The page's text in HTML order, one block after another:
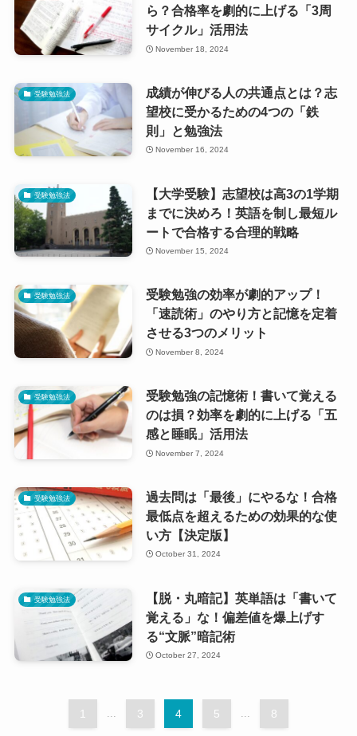
ら？合格率を劇的に上げる「3周
サイクル」活用法
November 18, 2024
受験勉強法
成績が伸びる人の共通点とは？志
望校に受かるための4つの「鉄
則」と勉強法
November 16, 2024
受験勉強法
【大学受験】志望校は高3の1学期
までに決めろ！英語を制し最短ル
ートで合格する合理的戦略
November 15, 2024
受験勉強法
受験勉強の効率が劇的アップ！
「速読術」のやり方と記憶を定着
させる3つのメリット
November 8, 2024
受験勉強法
受験勉強の記憶術！書いて覚える
のは損？効率を劇的に上げる「五
感と睡眠」活用法
November 7, 2024
受験勉強法
過去問は「最後」にやるな！合格
最低点を超えるための効果的な使
い方【決定版】
October 31, 2024
受験勉強法
【脱・丸暗記】英単語は「書いて
覚える」な！偏差値を爆上げす
る“文脈”暗記術
October 27, 2024
1 ... 3 4 5 ... 8